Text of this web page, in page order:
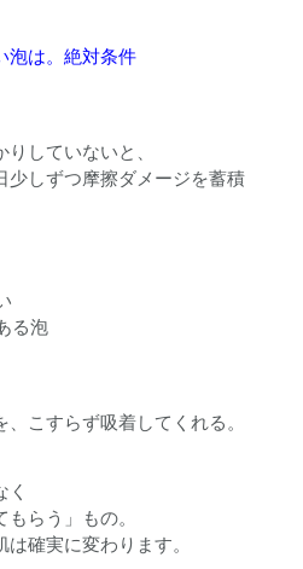
は。絶対条件
していないと、
少しずつ摩擦ダメージを蓄積
る泡
こすらず吸着してくれる。
らう」もの。
確実に変わります。